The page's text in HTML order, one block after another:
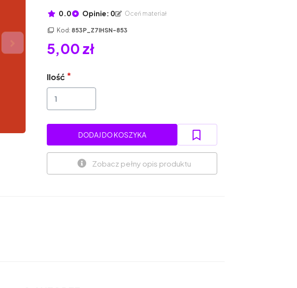
0.0 Opinie: 0 Oceń materiał
Kod: 853P_Z7IHSN-853
5,00 zł
Ilość
DODAJ DO KOSZYKA
Zobacz pełny opis produktu